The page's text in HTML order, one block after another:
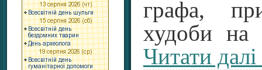
графа,
худоби
Читати